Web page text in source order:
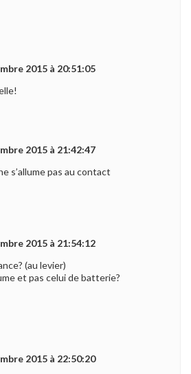
2015 à 20:51:05
2015 à 21:42:47
s’allume pas au contact
2015 à 21:54:12
(au levier)
et pas celui de batterie?
2015 à 22:50:20